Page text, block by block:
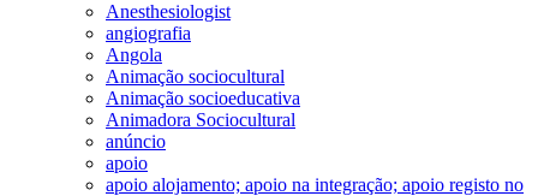
Anesthesiologist
angiografia
Angola
Animação sociocultural
Animação socioeducativa
Animadora Sociocultural
anúncio
apoio
apoio alojamento; apoio na integração; apoio registo no